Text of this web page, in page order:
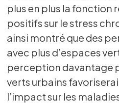
plus en plus la fonction
positifs sur le stress
ainsi montré que des
avec plus d’espaces
perception davantage
verts urbains
l’impact sur les